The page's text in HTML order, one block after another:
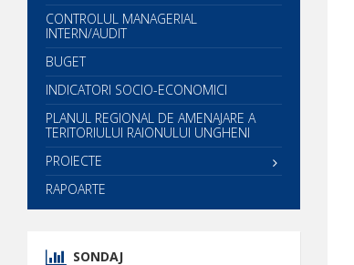
CONTROLUL MANAGERIAL
INTERN/AUDIT
BUGET
INDICATORI SOCIO-ECONOMICI
PLANUL REGIONAL DE AMENAJARE A
TERITORIULUI RAIONULUI UNGHENI
PROIECTE
RAPOARTE
SONDAJ